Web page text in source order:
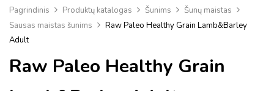
Pagrindinis Produktų katalogas Šunims
Šunų maistas
Sausas maistas šunims
Raw Paleo Healthy Grain Lamb&Barley
Adult
Raw Paleo Healthy Grain